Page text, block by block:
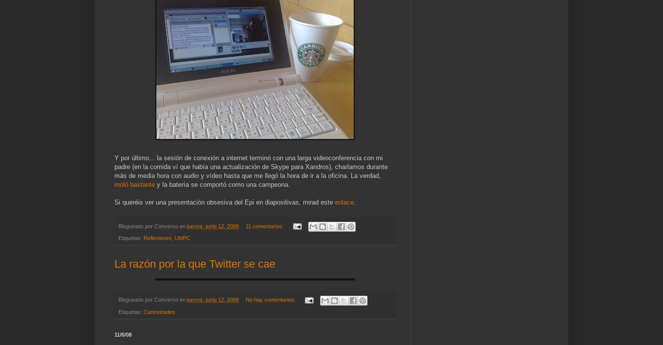
Y por último... la sesión de conexión a internet terminó con una larga videoconferencia con mi
padre (en la comida ví que había una actualización de Skype para Xandros), charlamos durante
más de media hora con audio y vídeo hasta que me llegó la hora de ir a la oficina. La verdad,
moló bastante y la batería se comportó como una campeona.
Si queréis ver una presentación obsesiva del Epi en diapositivas, mirad este enlace
Blogueado por Converso en jueves, junio 12, 2008 11 comentarios:
Etiquetas: Reflexiones UMPC
La razón por la que Twitter se cae
Blogueado por Converso en jueves, junio 12, 2008 No hay comentarios:
Etiquetas: Curiosidades
11/6/08